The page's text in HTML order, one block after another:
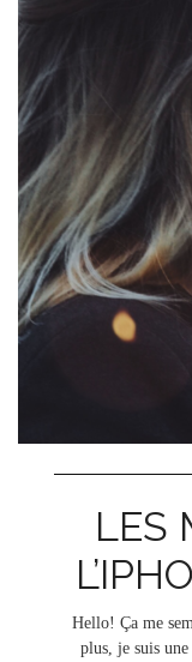
LES
Hello! Ça me
plus, je suis